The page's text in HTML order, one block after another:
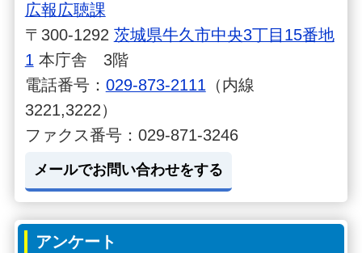
広報広聴課
〒300-1292 茨城県牛久市中央3丁目15番地
1 本庁舎 3階
電話番号： 029-873-2111 （内線
3221,3222）
ファクス番号：029-871-3246
メールでお問い合わせをする
アンケート